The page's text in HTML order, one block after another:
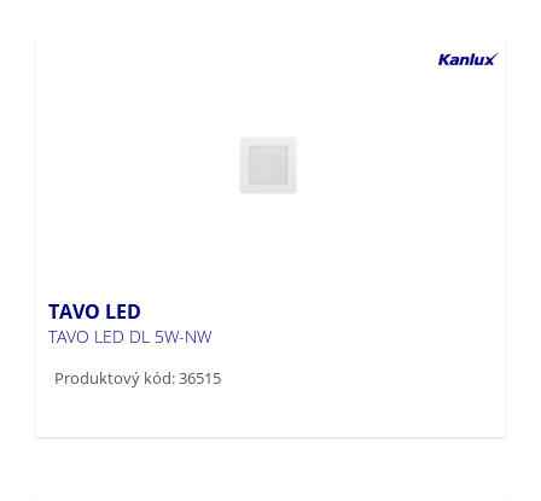
TAVO LED
TAVO LED DL 5W-NW
Produktový kód: 36515